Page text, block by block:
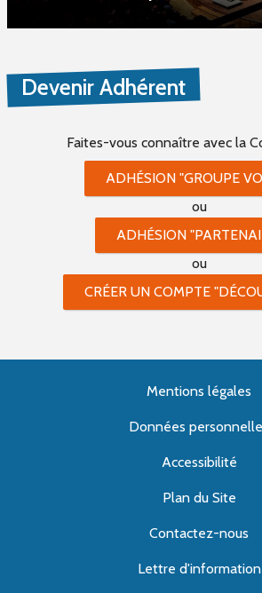
Devenir Adhérent
Faites-vous connaître avec la
ADHÉSION "GROUPE
ou
ADHÉSION
ou
CRÉER UN COMPTE
Mentions légales
Données
Accessibilité
Plan du Site
Contactez-nous
Lettre d'information